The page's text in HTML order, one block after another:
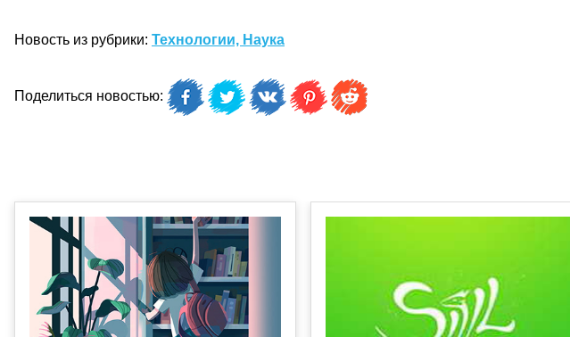
Новость из рубрики: Технологии, Наука
Поделиться новостью: